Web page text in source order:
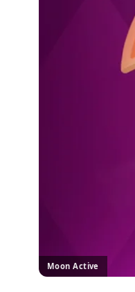
Moon Active